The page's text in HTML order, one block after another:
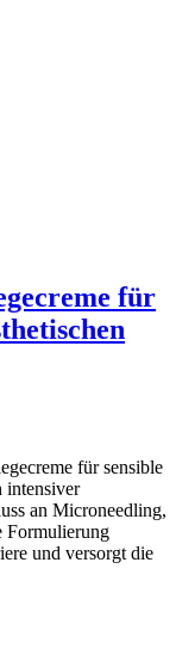
für
für sensible
intensiver
an Microneedling,
Formulierung
und versorgt die